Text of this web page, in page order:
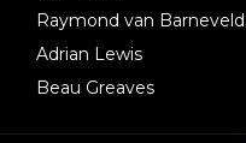
Raymond van Barneveld
Adrian Lewis
Beau Greaves